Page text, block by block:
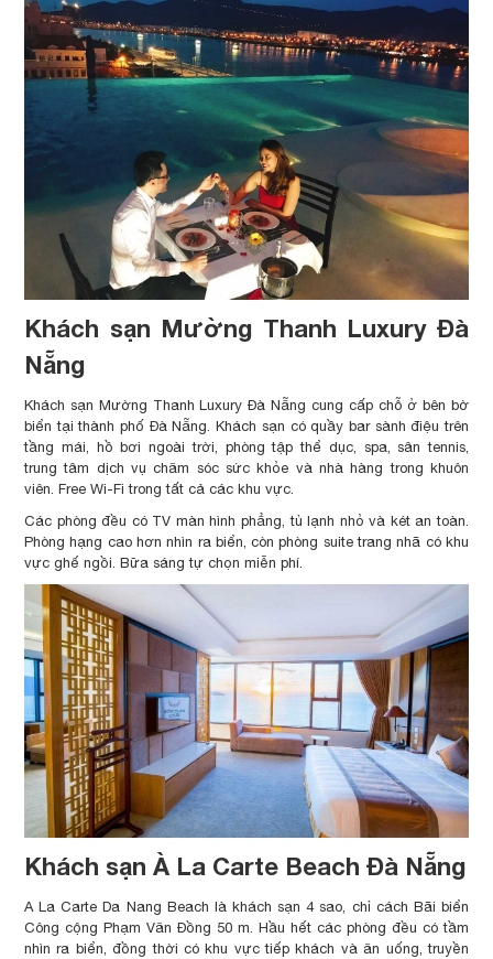
Khách sạn Mường Thanh Luxury Đà
Nẵng
Khách sạn Mường Thanh Luxury Đà Nẵng cung cấp chỗ ở bên bờ
biển tại thành phố Đà Nẵng. Khách sạn có quầy bar sành điệu trên
tầng mái, hồ bơi ngoài trời, phòng tập thể dục, spa, sân tennis,
trung tâm dịch vụ chăm sóc sức khỏe và nhà hàng trong khuôn
viên. Free Wi-Fi trong tất cả các khu vực.
Các phòng đều có TV màn hình phẳng, tủ lạnh nhỏ và két an toàn.
Phòng hạng cao hơn nhìn ra biển, còn phòng suite trang nhã có khu
vực ghế ngồi. Bữa sáng tự chọn miễn phí.
Khách sạn À La Carte Beach Đà Nẵng
A La Carte Da Nang Beach là khách sạn 4 sao, chỉ cách Bãi biển
Công cộng Phạm Văn Đồng 50 m. Hầu hết các phòng đều có tầm
nhìn ra biển, đồng thời có khu vực tiếp khách và ăn uống, truyền